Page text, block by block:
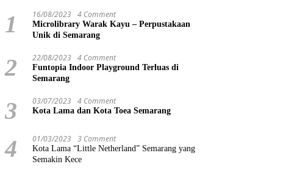
1 16/08/2023 4 Comment
Microlibrary Warak Kayu – Perpustakaan
Unik di Semarang
2 22/08/2023 4 Comment
Funtopia Indoor Playground Terluas di
Semarang
3 03/07/2023 4 Comment
Kota Lama dan Kota Toea Semarang
4 01/03/2023 3 Comment
Kota Lama “Little Netherland” Semarang yang
Semakin Kece